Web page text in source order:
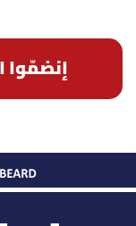
إنضمّوا